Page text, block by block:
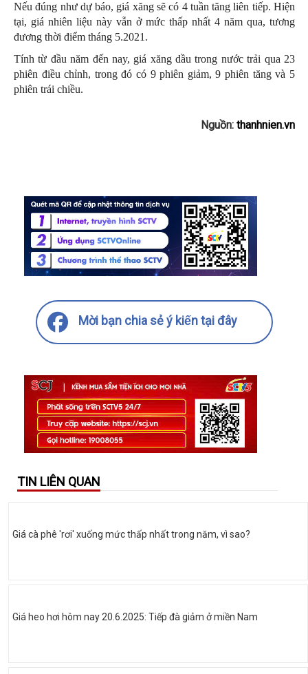
Nếu đúng như dự báo, giá xăng sẽ có 4 tuần tăng liên tiếp. Hiện
tại, giá nhiên liệu này vẫn ở mức thấp nhất 4 năm qua, tương
đương thời điểm tháng 5.2021.
Tính từ đầu năm đến nay, giá xăng dầu trong nước trải qua 23
phiên điều chỉnh, trong đó có 9 phiên giảm, 9 phiên tăng và 5
phiên trái chiều.
Nguồn: thanhnien.vn
Mời bạn chia sẻ ý kiến tại đây
TIN LIÊN QUAN
Giá cà phê 'rơi' xuống mức thấp nhất trong năm, vì sao?
Giá heo hơi hôm nay 20.6.2025: Tiếp đà giảm ở miền Nam